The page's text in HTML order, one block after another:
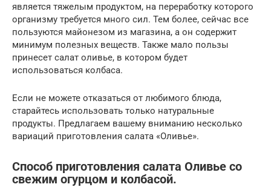
является тяжелым продуктом, на переработку которого
организму требуется много сил. Тем более, сейчас все
пользуются майонезом из магазина, а он содержит
минимум полезных веществ. Также мало пользы
принесет салат оливье, в котором будет
использоваться колбаса.
Если не можете отказаться от любимого блюда,
старайтесь использовать только натуральные
продукты. Предлагаем вашему вниманию несколько
вариаций приготовления салата «Оливье».
Способ приготовления салата Оливье со
свежим огурцом и колбасой.